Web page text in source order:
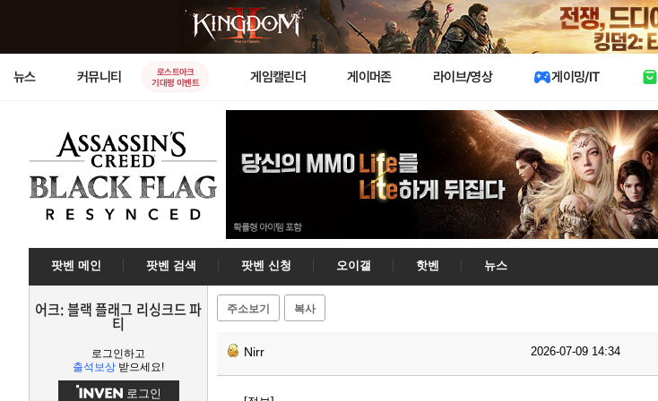
뉴스 커뮤니티
로스트아크
기대평 이벤트
게임캘린더 게이머존 라이브/영상 게이밍/IT
팟벤 메인 팟벤 검색 팟벤 신청 오이갤 핫벤
뉴스
어크: 블랙 플래그 리싱크드 파
티
로그인하고
출석보상 받으세요!
로그인
주소보기 복사
Nirr 2026-07-09 14:34